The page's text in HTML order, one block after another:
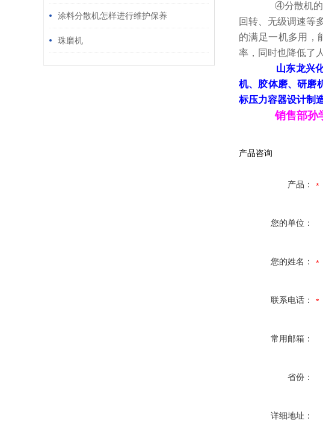
涂料分散机怎样进行维护保养
珠磨机
④分散机的分
回转、无级调速等
的满足一机多用，
率，同时也降低了
山东龙兴
机、胶体磨、研磨
标压力容器设计制
销售部孙
产品咨询
产品：
您的单位：
您的姓名：
联系电话：
常用邮箱：
省份：
详细地址：